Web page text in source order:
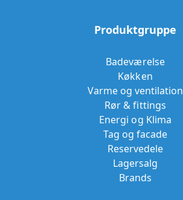
Produktgruppe
Badeværelse
Køkken
Varme og ventilation
Rør & fittings
Energi og Klima
Tag og facade
Reservedele
Lagersalg
Brands